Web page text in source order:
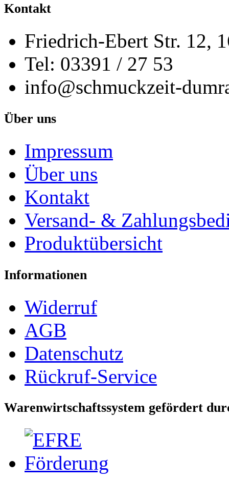
Kontakt
Friedrich-Ebert Str. 12,
Tel: 03391 / 27 53
info@schmuckzeit-
Über uns
Impressum
Über uns
Kontakt
Versand- &
Produktübersicht
Informationen
Widerruf
AGB
Datenschutz
Rückruf-Service
Warenwirtschaftssystem gefördert